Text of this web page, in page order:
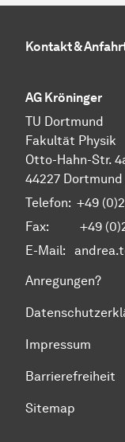
Kontakt &
AG Kröninger
TU Dortmund
Fakultät Physik
Otto-Hahn-Str.
44227 Dortmund
Telefon: +49
Fax: +49
E-Mail:
Anregungen?
Impressum
Barrierefreiheit
Sitemap